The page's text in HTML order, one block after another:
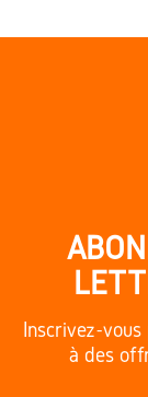
Inscrivez-
à des